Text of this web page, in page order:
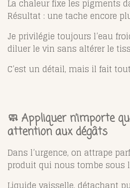
La chaleur fixe les pigments
Résultat : une tache encore
Je privilégie toujours l’eau
diluer le vin sans altérer le
C’est un détail, mais il fait
🧼 Appliquer n’importe
attention aux dégâts
Dans l’urgence, on attrape
produit qui nous tombe sous